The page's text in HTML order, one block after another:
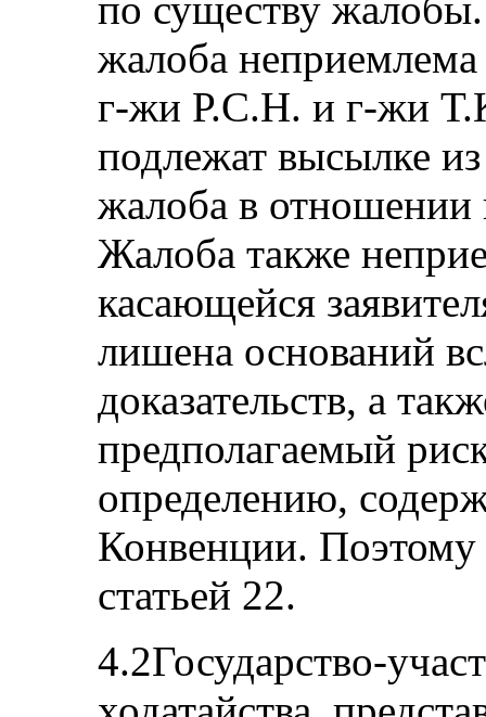
жалоба
г‑жи Р.С.Н. и г‑жи
подлежат высылке
жалоба в
Жалоба также
касающейся
лишена оснований
доказательств, а
предполагаемый
определению,
Конвенции. Поэтому
статьей 22.
4.2Государство-